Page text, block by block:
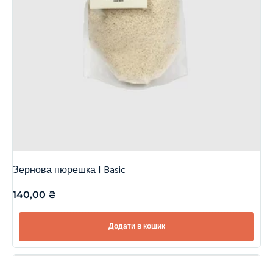
Зернова пюрешка | Basic
140,00 ₴
Додати в кошик